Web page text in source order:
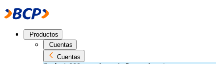
Productos
Cuentas
Cuentas